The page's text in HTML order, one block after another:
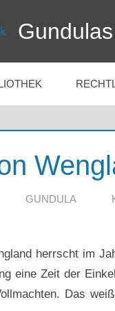
GUNDULA
herrscht im
eine Zeit der
Das